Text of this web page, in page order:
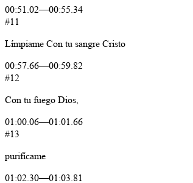
00:51.02—00:55.34
#11
Límpiame Con tu sangre Cristo
00:57.66—00:59.82
#12
Con tu fuego Dios,
01:00.06—01:01.66
#13
purifícame
01:02.30—01:03.81